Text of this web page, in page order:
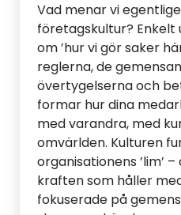
Vad menar vi
företagskultur?
om ’hur vi gör saker
reglerna, de
övertygelserna och
formar hur dina
med varandra, med
omvärlden. Kulturen
organisationens ’lim’
kraften som håller
fokuserade på